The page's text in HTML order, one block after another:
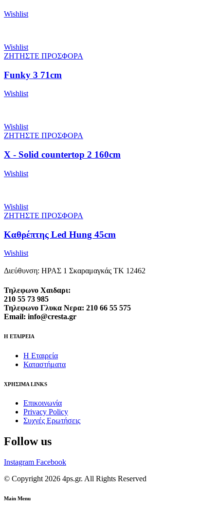
Wishlist
Wishlist
ΖΗΤΗΣΤΕ ΠΡΟΣΦΟΡΑ
Funky 3 71cm
Wishlist
Wishlist
ΖΗΤΗΣΤΕ ΠΡΟΣΦΟΡΑ
X - Solid countertop 2 160cm
Wishlist
Wishlist
ΖΗΤΗΣΤΕ ΠΡΟΣΦΟΡΑ
Καθρέπτης Led Hung 45cm
Wishlist
Διεύθυνση: ΗΡΑΣ 1 Σκαραμαγκάς ΤΚ 12462
Τηλεφωνο Χαιδαρι:
210 55 73 985
Τηλεφωνο Γλυκα Νερα: 210 66 55 575
Email: info@cresta.gr
Η ΕΤΑΙΡΕΙΑ
Η Εταιρεία
Καταστήματα
ΧΡΗΣΙΜΑ LINKS
Επικοινωνία
Privacy Policy
Συχνές Ερωτήσεις
Follow us
Instagram Facebook
© Copyright 2026 4ps.gr. All Rights Reserved
Main Menu